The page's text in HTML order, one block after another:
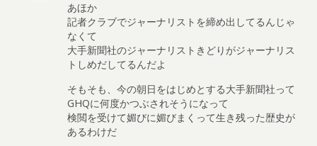
あほか
記者クラブでジャーナリストを締め出してるんじゃ
なくて
大手新聞社のジャーナリストきどりがジャーナリス
トしめだしてるんだよ
そもそも、今の朝日をはじめとする大手新聞社って
GHQに何度かつぶされそうになって
検閲を受けて媚びに媚びまくって生き残った歴史が
あるわけだ